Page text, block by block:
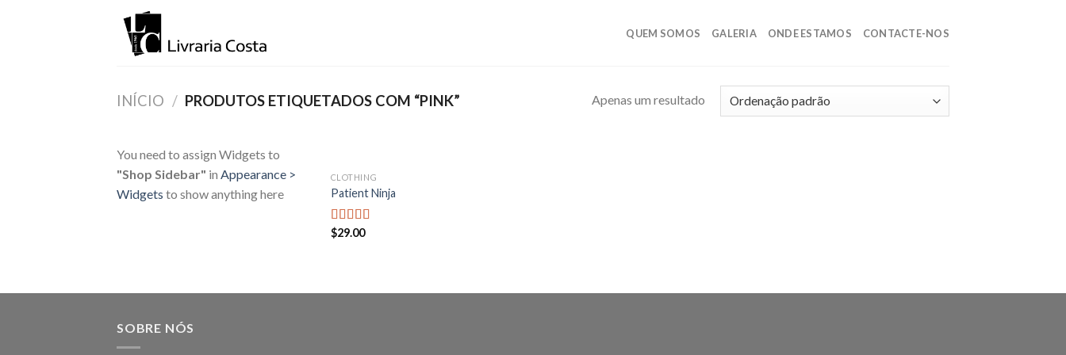
QUEM SOMOS GALERIA ONDE ESTAMOS CONTACTE-NOS
INÍCIO / PRODUTOS ETIQUETADOS COM “PINK” Apenas um resultado
You need to assign Widgets to
"Shop Sidebar" in Appearance >
Widgets to show anything here
CLOTHING
Patient Ninja
Avaliação
$29.00
SOBRE NÓS